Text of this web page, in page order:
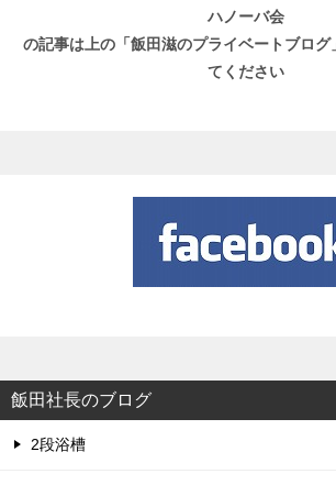
ハノーバ会
の記事は上の「飯田滋のプライベートブログ
てください
飯田社長のブログ
2段浴槽